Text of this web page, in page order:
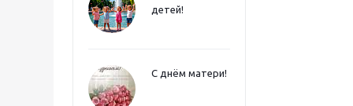
детей!
С днём матери!